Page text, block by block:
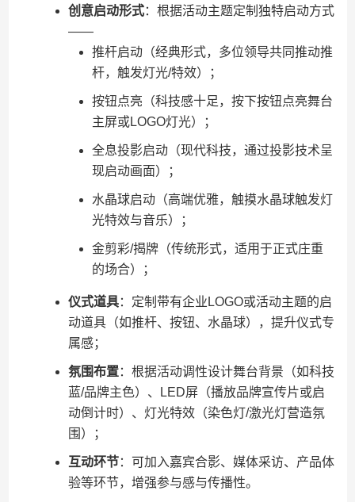
​创意启动形式​​：根据活动主题定制独特启动方式
——
推杆启动（经典形式，多位领导共同推动推
杆，触发灯光/特效）；
按钮点亮（科技感十足，按下按钮点亮舞台
主屏或LOGO灯光）；
全息投影启动（现代科技，通过投影技术呈
现启动画面）；
水晶球启动（高端优雅，触摸水晶球触发灯
光特效与音乐）；
金剪彩/揭牌（传统形式，适用于正式庄重
的场合）；
​仪式道具​​：定制带有企业LOGO或活动主题的启
动道具（如推杆、按钮、水晶球），提升仪式专
属感；
​氛围布置​​：根据活动调性设计舞台背景（如科技
蓝/品牌主色）、LED屏（播放品牌宣传片或启
动倒计时）、灯光特效（染色灯/激光灯营造氛
围）；
​互动环节​​：可加入嘉宾合影、媒体采访、产品体
验等环节，增强参与感与传播性。